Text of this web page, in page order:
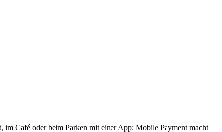
im Café oder beim Parken mit einer App: Mobile Payment macht